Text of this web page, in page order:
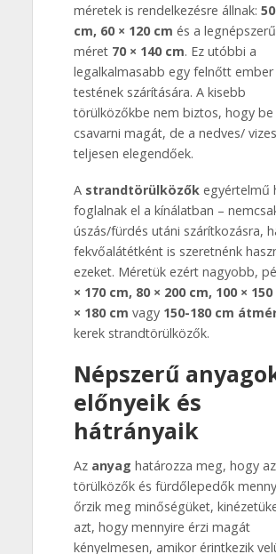
méretek is rendelkezésre állnak:
cm, 60 × 120 cm és a
méret 70 × 140 cm. Ez utóbbi a
legalkalmasabb egy felnőtt ember
testének szárítására. A kisebb
törülközőkbe nem biztos, hogy
csavarni magát, de a nedves/
teljesen elegendőek.
A strandtörülközőkegyértelmű
foglalnak el a kínálatban –
úszás/fürdés utáni szárítkozásra,
fekvőalátétként is szeretnénk
ezeket. Méretük ezért nagyobb,
× 170 cm, 80 × 200 cm, 100 ×
× 180 cm vagy 150-180 cm
kerek strandtörülközők.
Népszerű
előnyeik és
hátrányaik
Az anyag határozza meg, hogy
törülközők és fürdőlepedők
őrzik meg minőségüket,
azt, hogy mennyire érzi magát
kényelmesen, amikor érintkezik